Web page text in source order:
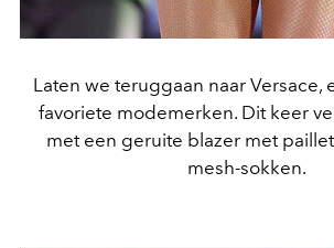
Laten we teruggaan naar Versace,
favoriete modemerken. Dit keer
met een geruite blazer met
mesh-sokken.